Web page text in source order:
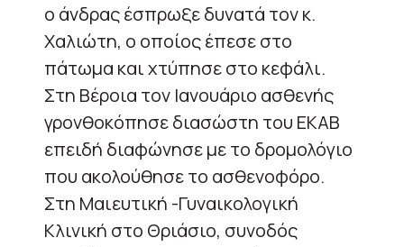
ο άνδρας έσπρωξε δυνατά τον κ.
Χαλιώτη, ο οποίος έπεσε στο
πάτωμα και χτύπησε στο κεφάλι.
Στη Βέροια τον Ιανουάριο ασθενής
γρονθοκόπησε διασώστη του ΕΚΑΒ
επειδή διαφώνησε με το δρομολόγιο
που ακολούθησε το ασθενοφόρο.
Στη Μαιευτική -Γυναικολογική
Κλινική στο Θριάσιο, συνοδός